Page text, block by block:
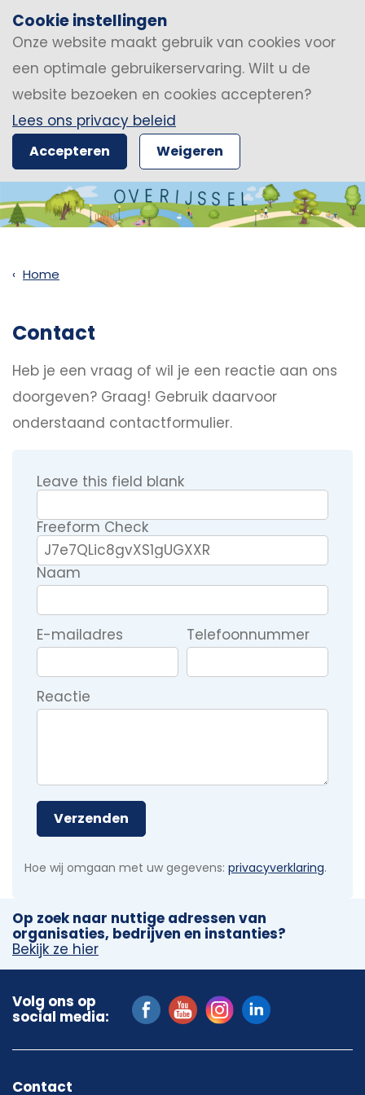
Cookie instellingen
Onze website maakt gebruik van cookies voor
een optimale gebruikerservaring. Wilt u de
website bezoeken en cookies accepteren?
Lees ons privacy beleid
Accepteren Weigeren
Home
Contact
Heb je een vraag of wil je een reactie aan ons
doorgeven? Graag! Gebruik daarvoor
onderstaand contactformulier.
Leave this field blank
Freeform Check
Naam
E-mailadres Telefoonnummer
Reactie
Verzenden
Hoe wij omgaan met uw gegevens: privacyverklaring.
Op zoek naar nuttige adressen van
organisaties, bedrijven en instanties?
Bekijk ze hier
Volg ons op
social media:
Contact